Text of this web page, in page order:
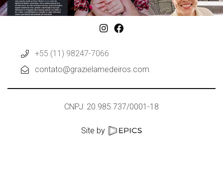
+55 (11) 98247-7066
contato@grazielamedeiros.com
CNPJ: 20.985.737/0001-18
Site by